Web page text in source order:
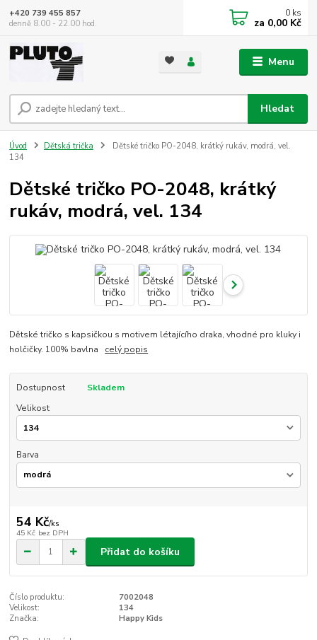
Menu
Hledat
+420 739 455 857
denně 8.00 - 22.00 hod.
0 ks
za 0,00 Kč
Úvod Dětská trička
Dětské tričko PO-2048, krátký rukáv, modrá, vel.
134
Dětské tričko PO-2048, krátký
rukáv, modrá, vel. 134
Dětské tričko s kapsičkou s motivem létajícího draka, vhodné pro kluky i
holčičky. 100% bavlna celý popis
Dostupnost
Skladem
Velikost
Barva
54 Kč/ks
45 Kč bez DPH
Přidat do košíku
Číslo produktu:
7002048
Velikost:
134
Značka:
Happy Kids